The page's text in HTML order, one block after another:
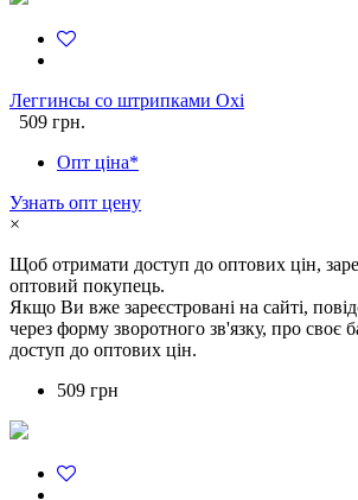
Леггинсы со штрипками Oxi
509 грн.
Опт ціна*
Узнать опт цену
×
Щоб отримати доступ до оптових цін,
оптовий покупець.
Якщо Ви вже зареєстровані на сайті,
через форму зворотного зв'язку, про своє
доступ до оптових цін.
509 грн